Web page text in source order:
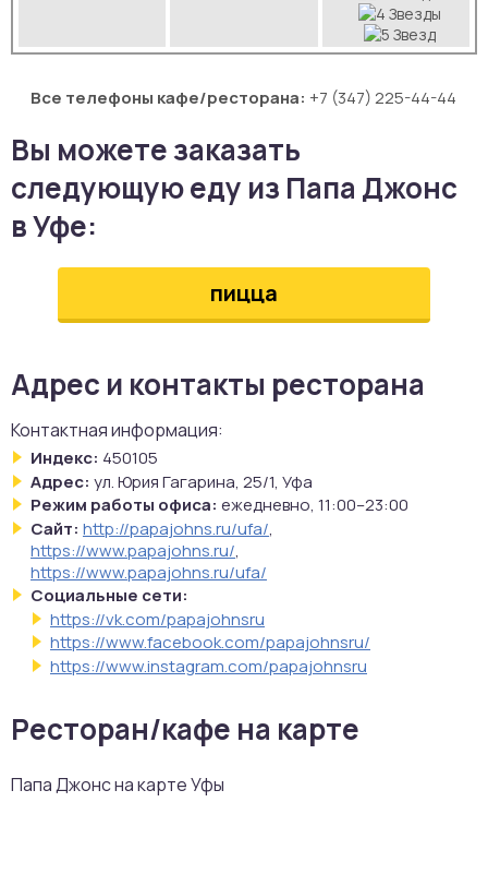
Все телефоны кафе/ресторана: +7 (347) 225-44-44
Вы можете заказать
следующую еду из Папа Джонс
в Уфе:
пицца
Адрес и контакты ресторана
Контактная информация:
Индекс: 450105
Адрес: ул. Юрия Гагарина, 25/1, Уфа
Режим работы офиса: ежедневно, 11:00–23:00
Сайт: http://papajohns.ru/ufa/,
https://www.papajohns.ru/,
https://www.papajohns.ru/ufa/
Социальные сети:
https://vk.com/papajohnsru
https://www.facebook.com/papajohnsru/
https://www.instagram.com/papajohnsru
Ресторан/кафе на карте
Папа Джонс на карте Уфы